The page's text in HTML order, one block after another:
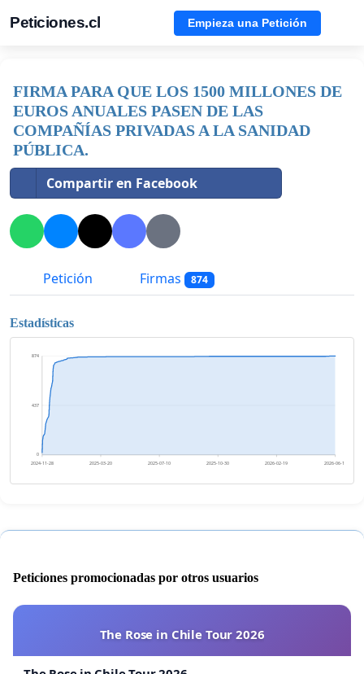
Peticiones.cl Empieza una Petición
FIRMA PARA QUE LOS 1500 MILLONES DE
EUROS ANUALES PASEN DE LAS
COMPAÑÍAS PRIVADAS A LA SANIDAD
PÚBLICA.
Compartir en Facebook
Petición Firmas 874
Estadísticas
0
437
874
2024-11-28 2025-03-20 2025-07-10 2025-10-30 2026-02-19 2026-06-11
Peticiones promocionadas por otros usuarios
The Rose in Chile Tour 2026